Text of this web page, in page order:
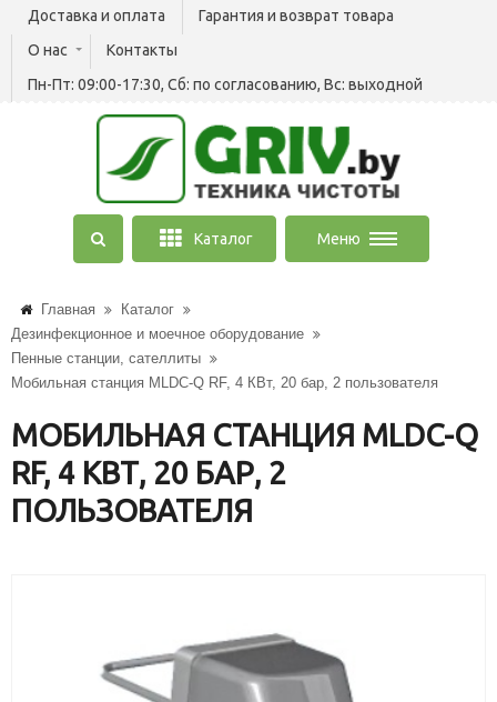
Доставка и оплата
Гарантия и возврат товара
О нас
Контакты
Пн-Пт: 09:00-17:30, Сб: по согласованию, Вс: выходной
Каталог Меню
Главная
Каталог
Дезинфекционное и моечное оборудование
Пенные станции, сателлиты
Мобильная станция MLDC-Q RF, 4 КВт, 20 бар, 2 пользователя
МОБИЛЬНАЯ СТАНЦИЯ MLDC-Q
RF, 4 КВТ, 20 БАР, 2
ПОЛЬЗОВАТЕЛЯ